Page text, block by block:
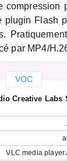
compression
plugin Flash
par MP4/
VOC
Creative Labs
VLC media player